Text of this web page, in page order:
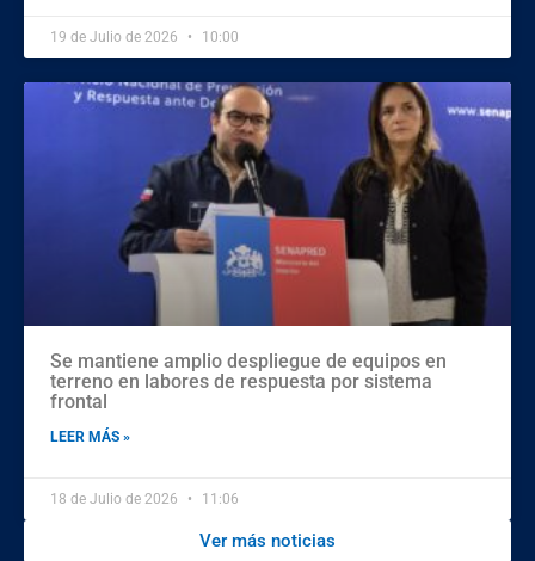
19 de Julio de 2026 10:00
Se mantiene amplio despliegue de equipos en
terreno en labores de respuesta por sistema
frontal
LEER MÁS »
18 de Julio de 2026 11:06
Ver más noticias